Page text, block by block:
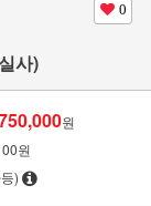
0
사)
원
원
)